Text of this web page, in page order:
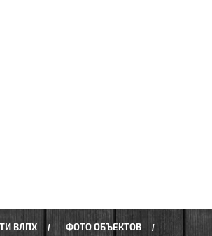
ВЛПХ ФОТО ОБЪЕКТОВ